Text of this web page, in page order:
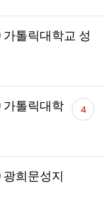
톨릭대학교 성
톨릭대학
댓
글 4
희문성지